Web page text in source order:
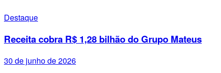
Destaque
Receita cobra R$ 1,28 bilhão do Grupo Mateus
30 de junho de 2026